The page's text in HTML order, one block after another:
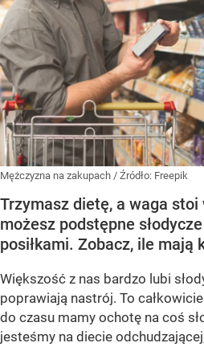
Mężczyzna na zakupach / Źródło: Freepik
Trzymasz dietę, a waga
możesz podstępne
posiłkami. Zobacz, ile mają
Większość z nas bardzo lubi
poprawiają nastrój. To
do czasu mamy ochotę na coś
jesteśmy na diecie